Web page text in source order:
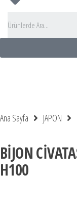
Ana Sayfa JAPON
BİJON
H100